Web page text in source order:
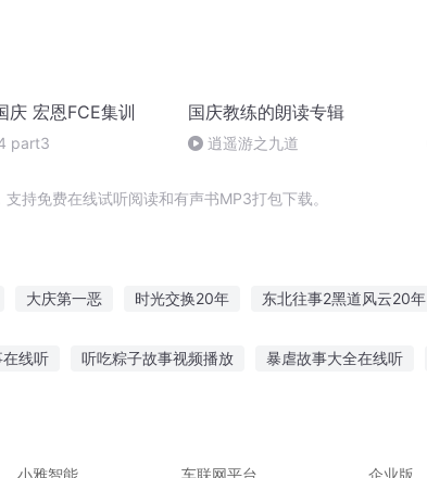
庆 宏恩FCE集训
part3
国庆教练的朗读专辑
逍遥游之九道
持免费在线试听阅读和有声书MP3打包下载。
大庆第一恶 时光交换20年 东北往事2黑道风云20年
线听 听吃粽子故事视频播放 暴虐故事大全在线听
小雅智能 车联网平台 企业版